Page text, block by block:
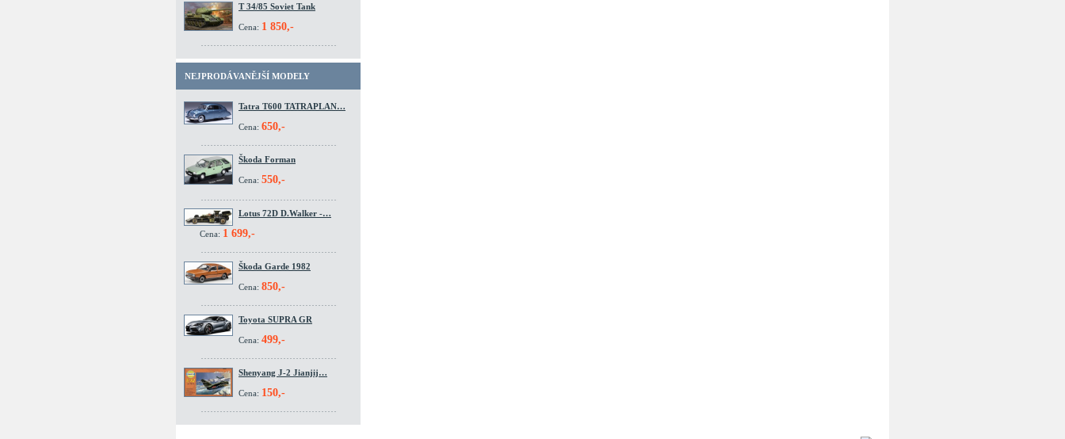
T 34/85 Soviet Tank
Cena: 1 850,-
NEJPRODÁVANĚJŠÍ MODELY
Tatra T600 TATRAPLAN…
Cena: 650,-
Škoda Forman
Cena: 550,-
Lotus 72D D.Walker -…
Cena: 1 699,-
Škoda Garde 1982
Cena: 850,-
Toyota SUPRA GR
Cena: 499,-
Shenyang J-2 Jianjij…
Cena: 150,-